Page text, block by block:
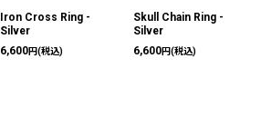
Iron Cross Ring -
Silver
6,600円(税込)
Skull Chain Ring -
Silver
6,600円(税込)